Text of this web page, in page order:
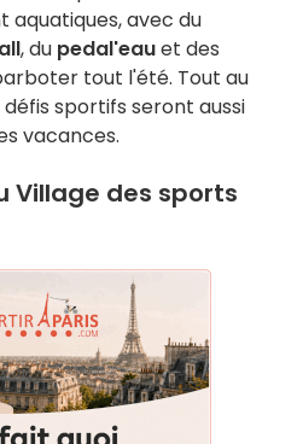
aquatiques, avec du
, du pedal'eauet des
tout l'été. Tout au
sportifs seront aussi
vacances.
Village des sports